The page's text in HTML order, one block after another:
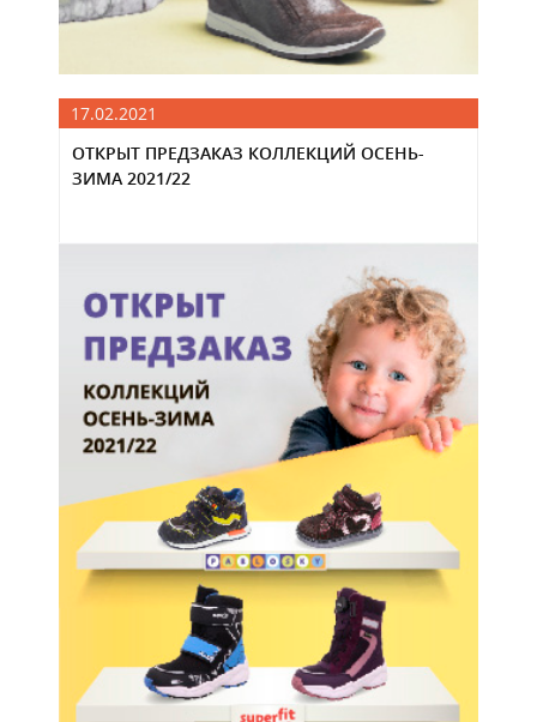
17.02.2021
ОТКРЫТ ПРЕДЗАКАЗ КОЛЛЕКЦИЙ ОСЕНЬ-
ЗИМА 2021/22